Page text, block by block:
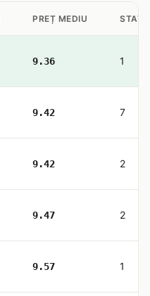
PREȚ MEDIU
9.36 1
9.42 7
9.42 2
9.47 2
9.57 1